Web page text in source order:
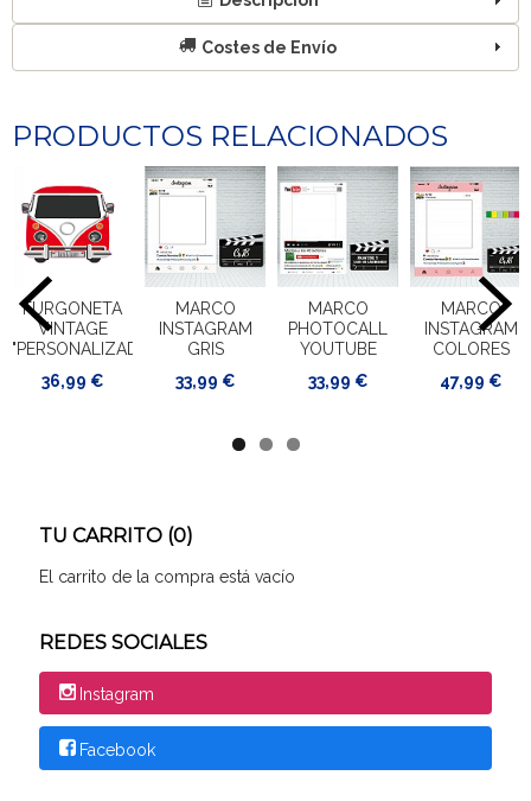
TU CARRITO (0)
El carrito de la compra está vacío
REDES SOCIALES
Instagram
Facebook
Costes de Envío
PRODUCTOS RELACIONADOS
FURGONETA
VINTAGE
"PERSONALIZADA"
36,99 €
MARCO
INSTAGRAM
GRIS
33,99 €
MARCO
PHOTOCALL
YOUTUBE
33,99 €
MARCO
INSTAGRAM
COLORES
47,99 €